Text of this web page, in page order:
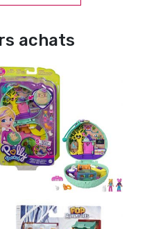
achats